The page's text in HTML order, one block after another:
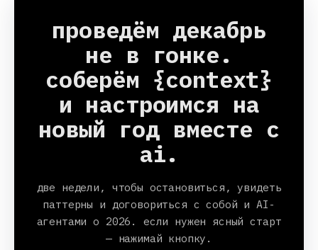
проведём декабрь
не в гонке.
соберём {context}
и настроимся на
новый год вместе с
ai.
две недели, чтобы остановиться, увидеть
паттерны и договориться с собой и AI-
агентами о 2026. если нужен ясный старт
— нажимай кнопку.